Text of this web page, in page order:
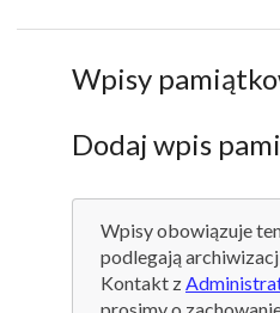
Wpisy
Dodaj wpis
Wpisy obowiązuje
podlegają
Kontakt z